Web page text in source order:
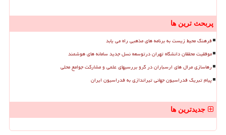
پربحث ترین ها
فرهنگ محیط زیست به برنامه های مذهبی راه می یابد
موفقیت محققان دانشگاه تهران درتوسعه نسل جدید سامانه های هوشمند
رهاسازی مرال های ارسباران در گرو بررسیهای علمی و مشارکت جوامع محلی
پیام تبریک فدراسیون جهانی تیراندازی به فدراسیون ایران
جدیدترین ها